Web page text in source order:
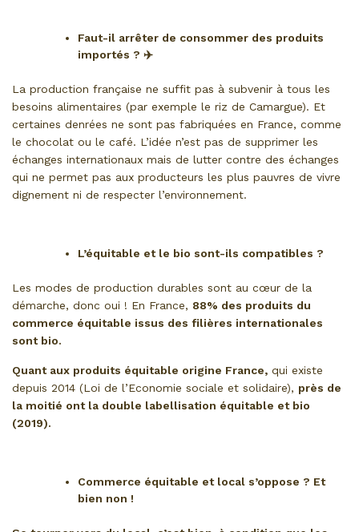
Faut-il arrêter de consommer des produits
importés ? ✈️
La production française ne suffit pas à subvenir à tous les
besoins alimentaires (par exemple le riz de Camargue). Et
certaines denrées ne sont pas fabriquées en France, comme
le chocolat ou le café. L’idée n’est pas de supprimer les
échanges internationaux mais de lutter contre des échanges
qui ne permet pas aux producteurs les plus pauvres de vivre
dignement ni de respecter l’environnement.
L’équitable et le bio sont-ils compatibles ?
Les modes de production durables sont au cœur de la
démarche, donc oui ! En France, 88% des produits du
commerce équitable issus des filières internationales
sont bio.
Quant aux produits équitable origine France, qui existe
depuis 2014 (Loi de l’Economie sociale et solidaire), près de
la moitié ont la double labellisation équitable et bio
(2019).
Commerce équitable et local s’oppose ? Et
bien non !